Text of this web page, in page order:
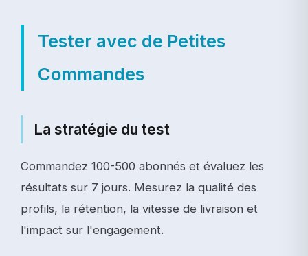
Tester avec de Petites
Commandes
La stratégie du test
Commandez 100-500 abonnés et évaluez les
résultats sur 7 jours. Mesurez la qualité des
profils, la rétention, la vitesse de livraison et
l'impact sur l'engagement.